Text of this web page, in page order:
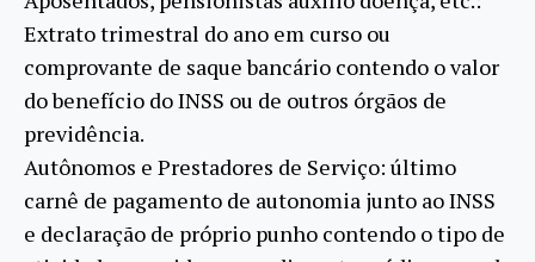
Extrato trimestral do ano em curso ou
comprovante de saque bancário contendo o valor
do benefício do INSS ou de outros órgãos de
previdência.
Autônomos e Prestadores de Serviço: último
carnê de pagamento de autonomia junto ao INSS
e declaração de próprio punho contendo o tipo de